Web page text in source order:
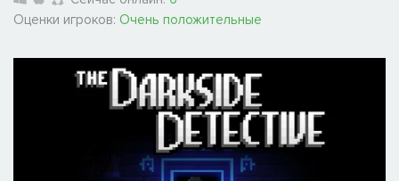
Оценки игроков: Очень положительные